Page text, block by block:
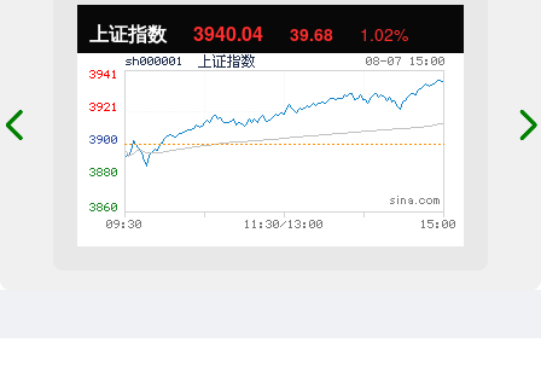
上证指数 3940.04 39.68 1.02%